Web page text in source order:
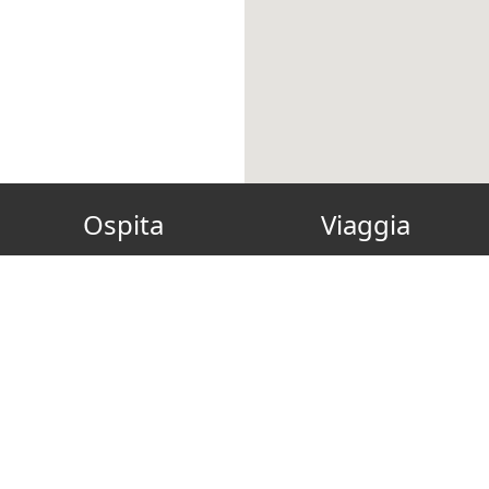
Ospita
Diventa Host
Viaggia
Gift Card